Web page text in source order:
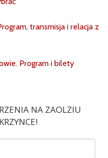
transmisja i relacja z
Program i bilety
NA ZAOLZIU